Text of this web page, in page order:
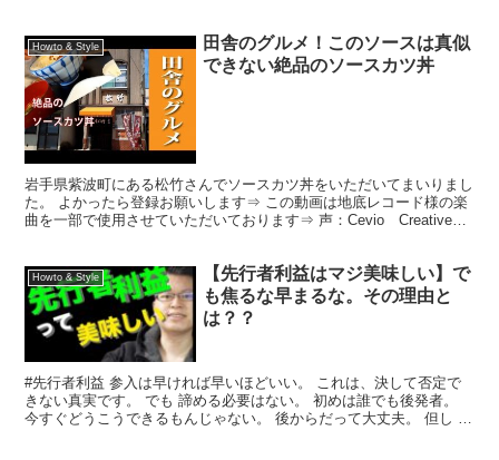
Howto & Style
田舎のグルメ！このソースは真似
できない絶品のソースカツ丼
岩手県紫波町にある松竹さんでソースカツ丼をいただいてまいりまし
た。 よかったら登録お願いします⇒ この動画は地底レコード様の楽
曲を一部で使用させていただいております⇒ 声：Cevio Creative
Howto & Style
【先行者利益はマジ美味しい】で
も焦るな早まるな。その理由と
は？？
#先行者利益 参入は早ければ早いほどいい。 これは、決して否定で
きない真実です。 でも 諦める必要はない。 初めは誰でも後発者。
今すぐどうこうできるもんじゃない。 後からだって大丈夫。 但し ニ